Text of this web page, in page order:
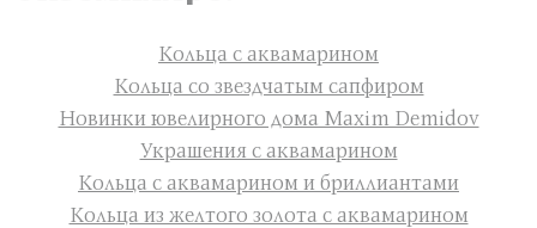
Кольца с аквамарином
Кольца со звездчатым сапфиром
Новинки ювелирного дома Maxim Demidov
Украшения с аквамарином
Кольца с аквамарином и бриллиантами
Кольца из желтого золота с аквамарином